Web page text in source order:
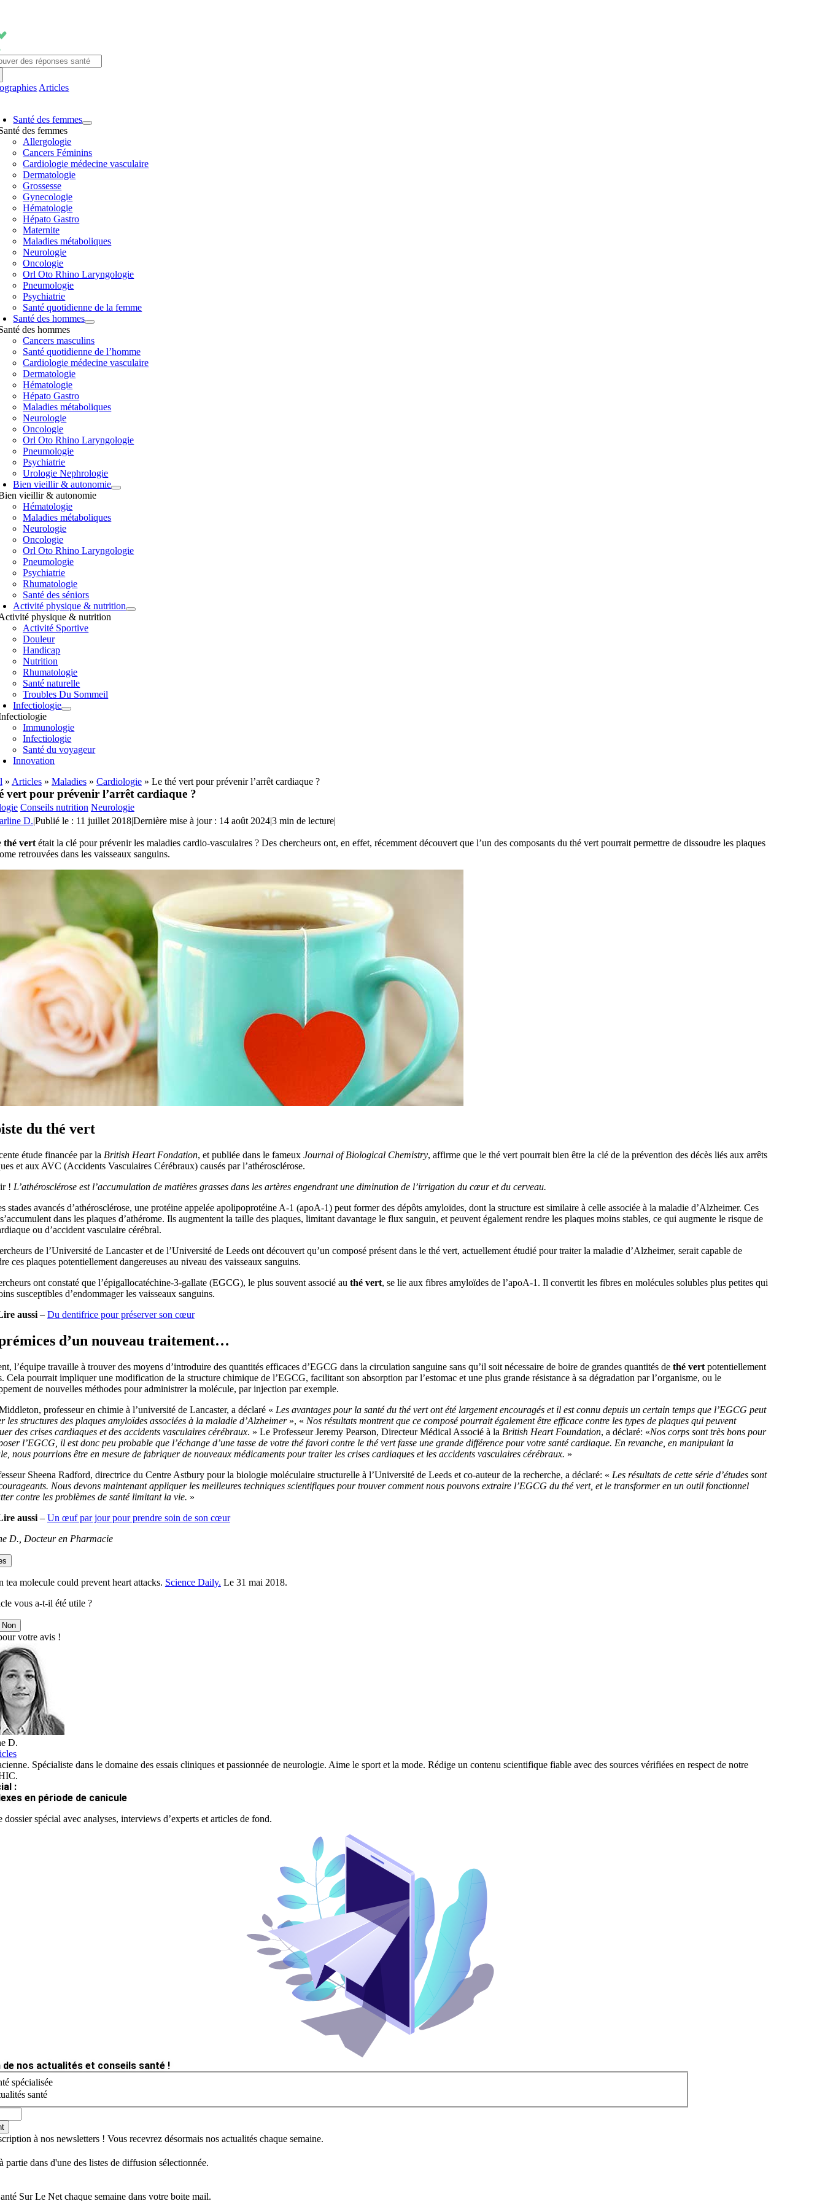
contenu
Articles
Santé des femmes
des femmes
Allergologie
Cancers Féminins
Cardiologie médecine vasculaire
Dermatologie
Grossesse
Gynecologie
Hématologie
Hépato Gastro
Maternite
Maladies métaboliques
Neurologie
Oncologie
Orl Oto Rhino Laryngologie
Pneumologie
Psychiatrie
Santé quotidienne de la femme
Santé des hommes
des hommes
Cancers masculins
Santé quotidienne de l’homme
Cardiologie médecine vasculaire
Dermatologie
Hématologie
Hépato Gastro
Maladies métaboliques
Neurologie
Oncologie
Orl Oto Rhino Laryngologie
Pneumologie
Psychiatrie
Urologie Nephrologie
Bien vieillir & autonomie
vieillir & autonomie
Hématologie
Maladies métaboliques
Neurologie
Oncologie
Orl Oto Rhino Laryngologie
Pneumologie
Psychiatrie
Rhumatologie
Santé des séniors
Activité physique & nutrition
physique & nutrition
Activité Sportive
Douleur
Handicap
Nutrition
Rhumatologie
Santé naturelle
Troubles Du Sommeil
Infectiologie
Immunologie
Infectiologie
Santé du voyageur
Innovation
» Articles» Maladies» Cardiologie» Le thé vert pour prévenir l’arrêt cardiaque ?
vert pour prévenir l’arrêt cardiaque ?
Conseils nutrition Neurologie
D.|Publié le : 11 juillet 2018|Dernière mise à jour : 14 août 2024|3 min de lecture|
thé vertétait la clé pour prévenir les maladies cardio-vasculaires ? Des chercheurs ont, en effet, récemment découvert que l’un des composants du thé vert pourrait permettre de dissoudre les plaques
retrouvées dans les vaisseaux sanguins.
du thé vert
étude financée par la British Heart Fondation, et publiée dans le fameux Journal of Biological Chemistry, affirme que le thé vert pourrait bien être la clé de la prévention des décès liés aux arrêts
et aux AVC (Accidents Vasculaires Cérébraux) causés par l’athérosclérose.
! L’athérosclérose est l’accumulation de matières grasses dans les artères engendrant une diminution de l’irrigation du cœur et du cerveau.
stades avancés d’athérosclérose, une protéine appelée apolipoprotéine A-1 (apoA-1) peut former des dépôts amyloïdes, dont la structure est similaire à celle associée à la maladie d’Alzheimer. Ces
dans les plaques d’athérome. Ils augmentent la taille des plaques, limitant davantage le flux sanguin, et peuvent également rendre les plaques moins stables, ce qui augmente le risque de
ou d’accident vasculaire cérébral.
de l’Université de Lancaster et de l’Université de Leeds ont découvert qu’un composé présent dans le thé vert, actuellement étudié pour traiter la maladie d’Alzheimer, serait capable de
ces plaques potentiellement dangereuses au niveau des vaisseaux sanguins.
ont constaté que l’épigallocatéchine-3-gallate (EGCG), le plus souvent associé au thé vert, se lie aux fibres amyloïdes de l’apoA-1. Il convertit les fibres en molécules solubles plus petites qui
susceptibles d’endommager les vaisseaux sanguins.
aussi– Du dentifrice pour préserver son cœur
d’un nouveau traitement…
l’équipe travaille à trouver des moyens d’introduire des quantités efficaces d’EGCG dans la circulation sanguine sans qu’il soit nécessaire de boire de grandes quantités de thé vert potentiellement
Cela pourrait impliquer une modification de la structure chimique de l’EGCG, facilitant son absorption par l’estomac et une plus grande résistance à sa dégradation par l’organisme, ou le
de nouvelles méthodes pour administrer la molécule, par injection par exemple.
professeur en chimie à l’université de Lancaster, a déclaré « Les avantages pour la santé du thé vert ont été largement encouragés et il est connu depuis un certain temps que l’EGCG peut
les structures des plaques amyloïdes associées à la maladie d’Alzheimer», « Nos résultats montrent que ce composé pourrait également être efficace contre les types de plaques qui peuvent
des crises cardiaques et des accidents vasculaires cérébraux. » Le Professeur Jeremy Pearson, Directeur Médical Associé à la British Heart Foundation, a déclaré: «Nos corps sont très bons pour
l’EGCG, il est donc peu probable que l’échange d’une tasse de votre thé favori contre le thé vert fasse une grande différence pour votre santé cardiaque. En revanche, en manipulant la
nous pourrions être en mesure de fabriquer de nouveaux médicaments pour traiter les crises cardiaques et les accidents vasculaires cérébraux. »
Sheena Radford, directrice du Centre Astbury pour la biologie moléculaire structurelle à l’Université de Leeds et co-auteur de la recherche, a déclaré: « Les résultats de cette série d’études sont
Nous devons maintenant appliquer les meilleures techniques scientifiques pour trouver comment nous pouvons extraire l’EGCG du thé vert, et le transformer en un outil fonctionnel
contre les problèmes de santé limitant la vie. »
aussi– Un œuf par jour pour prendre soin de son cœur
D., Docteur en Pharmacie
tea molecule could prevent heart attacks. Science Daily. Le 31 mai 2018.
vous a-t-il été utile ?
Non
votre avis !
D.
Spécialiste dans le domaine des essais cliniques et passionnée de neurologie. Aime le sport et la mode. Rédige un contenu scientifique fiable avec des sources vérifiées en respect de notre
:
en période de canicule
dossier spécial avec analyses, interviews d’experts et articles de fond.
de nos actualités et conseils santé !
spécialisée
santé
à nos newsletters ! Vous recevrez désormais nos actualités chaque semaine.
partie dans d'une des listes de diffusion sélectionnée.
Sur Le Net chaque semaine dans votre boite mail.